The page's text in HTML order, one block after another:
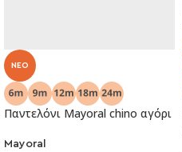
NEO
Παντελόνι Mayoral chino αγόρι
Mayoral